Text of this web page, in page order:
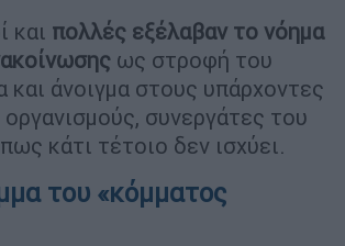
και πολλές εξέλαβαν το νόημα
ως στροφή του
και άνοιγμα στους υπάρχοντες
συνεργάτες του
κάτι τέτοιο δεν ισχύει.
του «κόμματος